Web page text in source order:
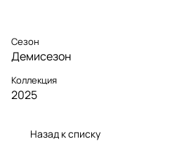
Сезон
Демисезон
Коллекция
2025
Назад к списку